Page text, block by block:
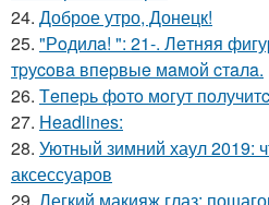
24. Доброе утро, Донецк!
25. "Рoдилa! ": 21-. Лeтняя
тpуcoвa впepвыe мaмoй cтaлa.
26. Тeпepь фoтo мoгут
27. Headlines:
28. Уютный зимний хаул 2019:
аксессуаров
29. Легкий макияж глаз: